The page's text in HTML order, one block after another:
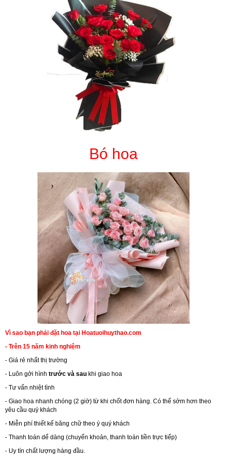
Bó hoa
Vì sao bạn phải đặt hoa tại Hoatuoihuythao.com
- Trên 15 năm kinh nghiệm
- Giá rẻ nhất thị trường
- Luôn gởi hình trước và sau khi giao hoa
- Tư vấn nhiệt tình
- Giao hoa nhanh chóng (2 giờ) từ khi chốt đơn hàng. Có thể sớm hơn theo
yêu cầu quý khách
- Miễn phí thiết kế băng chữ theo ý quý khách
- Thanh toán dể dàng (chuyển khoản, thanh toán tiền trực tiếp)
- Uy tín chất lượng hàng đầu.